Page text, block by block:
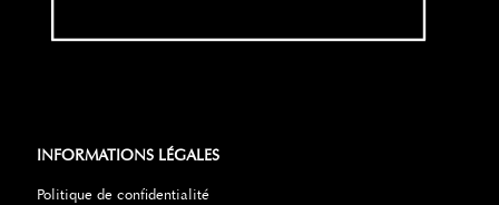
INFORMATIONS LÉGALES
Politique de confidentialité